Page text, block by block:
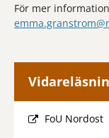
För mer
FoU Nordost